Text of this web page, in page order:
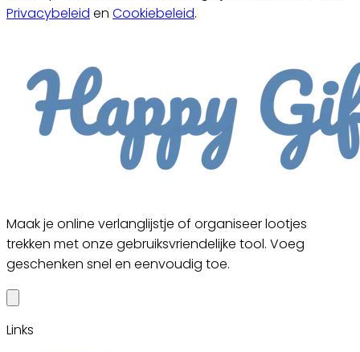
Privacybeleid en Cookiebeleid.
Maak je online verlanglijstje of organiseer lootjes
trekken met onze gebruiksvriendelijke tool. Voeg
geschenken snel en eenvoudig toe.
Links